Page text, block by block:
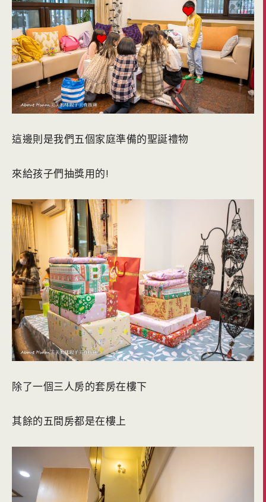
這邊則是我們五個家庭準備的聖誕禮物
來給孩子們抽獎用的!
除了一個三人房的套房在樓下
其餘的五間房都是在樓上